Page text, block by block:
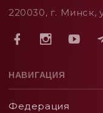
220030, г. Минск,
НАВИГАЦИЯ
Федерация